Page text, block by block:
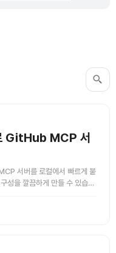
MCP 서
서버를 로컬에서 빠르게 붙
성을 깔끔하게 만들 수 있습니